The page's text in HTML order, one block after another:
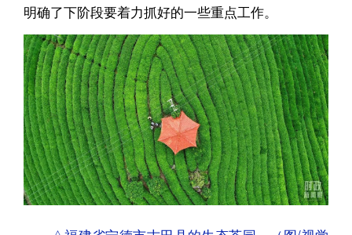
明确了下阶段要着力抓好的一些重点工作。